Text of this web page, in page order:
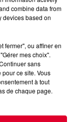
Facebook Officiel Ava Max
son tube
combine data from
devices based on
fermer", ou affiner en
mes choix".
sans
ce site. Vous
à tout
de chaque page.